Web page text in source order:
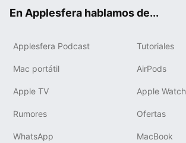
En Applesfera hablamos de...
Applesfera Podcast Tutoriales
Mac portátil AirPods
Apple TV Apple Watch
Rumores Ofertas
WhatsApp MacBook